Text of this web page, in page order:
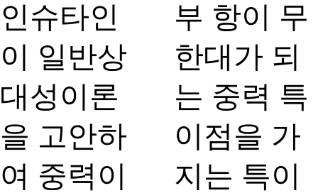
인슈타인
이 일반상
대성이론
을 고안하
여 중력이
부 항이 무
한대가 되
는 중력 특
이점을 가
지는 특이